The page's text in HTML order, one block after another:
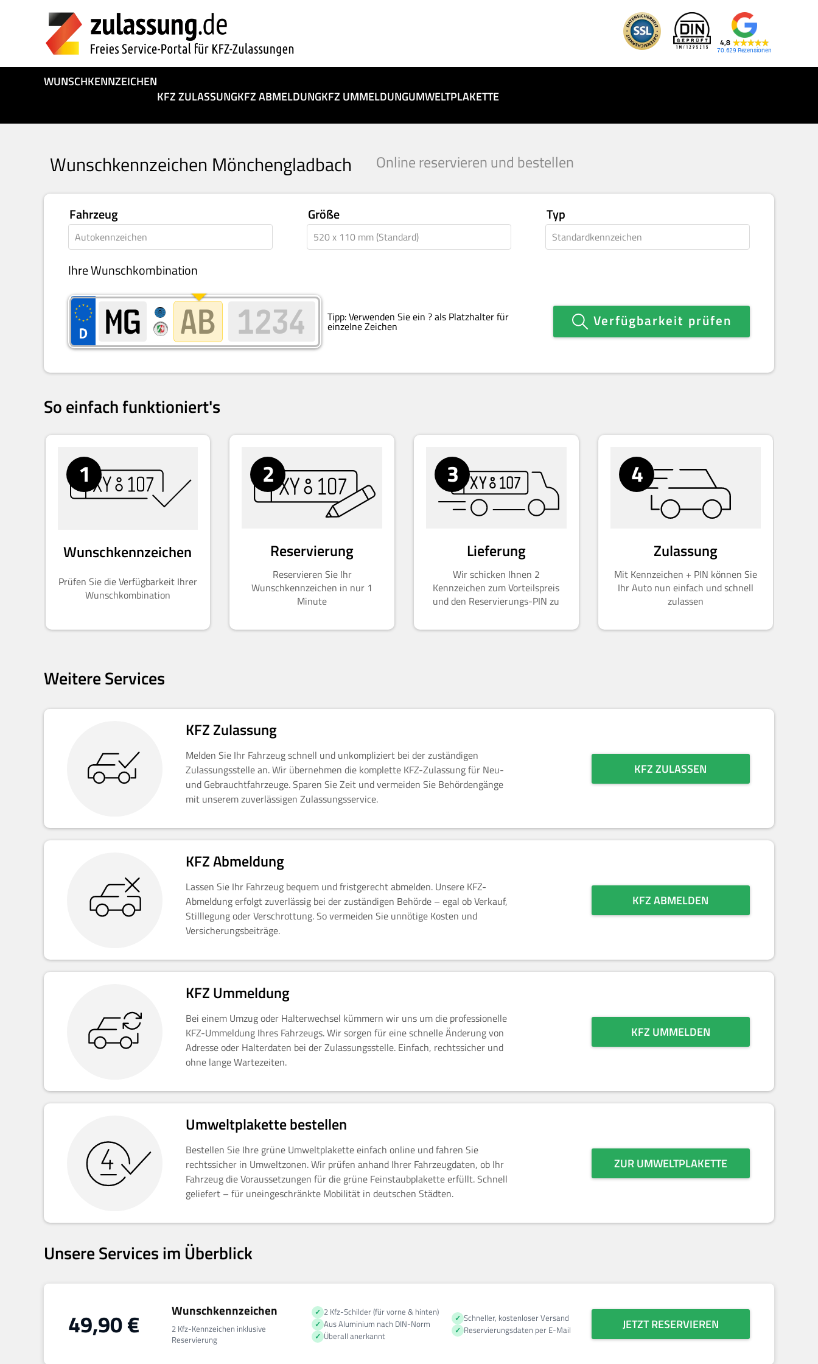
4,8
70.629
WUNSCHKENNZEICHEN
KFZ ZULASSUNGKFZ ABMELDUNGKFZ UMMELDUNGUMWELTPLAKETTE
Wunschkennzeichen Mönchengladbach Online reservieren und bestellen
Ihre Wunschkombination
Fahrzeug Größe Typ
Tipp:Verwenden Sie ein ? als Platzhalter für
einzelne Zeichen Verfügbarkeit prüfen
So einfach funktioniert's
1
Wunschkennzeichen
Prüfen Sie die Verfügbarkeit Ihrer
Wunschkombination
2
Reservierung
Reservieren Sie Ihr
Wunschkennzeichen in nur 1
Minute
3
Lieferung
Wir schicken Ihnen 2
Kennzeichen zum Vorteilspreis
und den Reservierungs-PIN zu
4
Zulassung
Mit Kennzeichen + PIN können Sie
Ihr Auto nun einfach und schnell
zulassen
Weitere Services
KFZ Zulassung
Melden Sie Ihr Fahrzeug schnell und unkompliziert bei der zuständigen
Zulassungsstelle an. Wir übernehmen die komplette KFZ-Zulassung für Neu-
und Gebrauchtfahrzeuge. Sparen Sie Zeit und vermeiden Sie Behördengänge
mit unserem zuverlässigen Zulassungsservice.
KFZ ZULASSEN
KFZ Abmeldung
Lassen Sie Ihr Fahrzeug bequem und fristgerecht abmelden. Unsere KFZ-
Abmeldung erfolgt zuverlässig bei der zuständigen Behörde – egal ob Verkauf,
Stilllegung oder Verschrottung. So vermeiden Sie unnötige Kosten und
Versicherungsbeiträge.
KFZ ABMELDEN
KFZ Ummeldung
Bei einem Umzug oder Halterwechsel kümmern wir uns um die professionelle
KFZ-Ummeldung Ihres Fahrzeugs. Wir sorgen für eine schnelle Änderung von
Adresse oder Halterdaten bei der Zulassungsstelle. Einfach, rechtssicher und
ohne lange Wartezeiten.
KFZ UMMELDEN
Umweltplakette bestellen
Bestellen Sie Ihre grüne Umweltplakette einfach online und fahren Sie
rechtssicher in Umweltzonen. Wir prüfen anhand Ihrer Fahrzeugdaten, ob Ihr
Fahrzeug die Voraussetzungen für die grüne Feinstaubplakette erfüllt. Schnell
geliefert – für uneingeschränkte Mobilität in deutschen Städten.
ZUR UMWELTPLAKETTE
Unsere Services im Überblick
49,90€ Wunschkennzeichen
2 Kfz-Kennzeichen inklusive
Reservierung
2 Kfz-Schilder (für vorne & hinten)
Aus Aluminium nach DIN-Norm
Überall anerkannt
Schneller, kostenloser Versand
Reservierungsdaten per E-Mail
JETZT RESERVIEREN